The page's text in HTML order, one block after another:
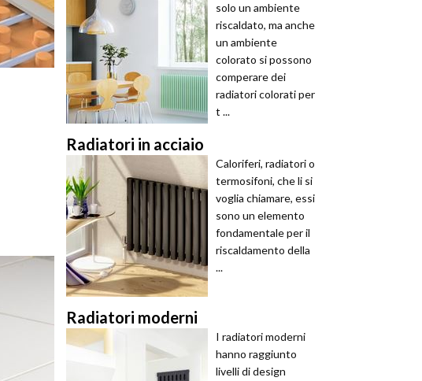
solo un ambiente
riscaldato, ma anche
un ambiente
colorato si possono
comperare dei
radiatori colorati per
t ...
Radiatori in acciaio
Caloriferi, radiatori o
termosifoni, che li si
voglia chiamare, essi
sono un elemento
fondamentale per il
riscaldamento della
...
Radiatori moderni
I radiatori moderni
hanno raggiunto
livelli di design